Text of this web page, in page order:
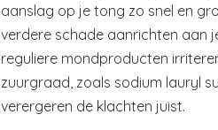
aanslag op je tong zo snel en
verdere schade aanrichten aan
reguliere mondproducten
zuurgraad, zoals sodium lauryl
verergeren de klachten juist.